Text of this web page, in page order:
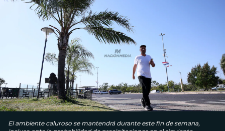
El ambiente caluroso se mantendrá durante este fin de semana,